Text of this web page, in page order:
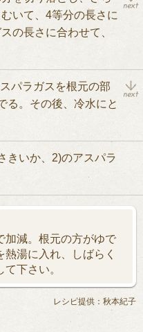
いて、4等分の長さに
の長さに合わせて、
パラガスを根元の部
る。その後、冷水にと
きいか、2)のアスパラ
加減。根元の方がゆで
湯に入れ、しばらく
下さい。
レシピ提供：秋本紀子